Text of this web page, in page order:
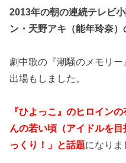
2013年の朝の連続テレビ
ン・天野アキ（能年玲奈）
劇中歌の『潮騒のメモリ
出場もしました。
『ひよっこ』のヒロイン
んの若い頃（アイドルを
っくり！」と話題になりま